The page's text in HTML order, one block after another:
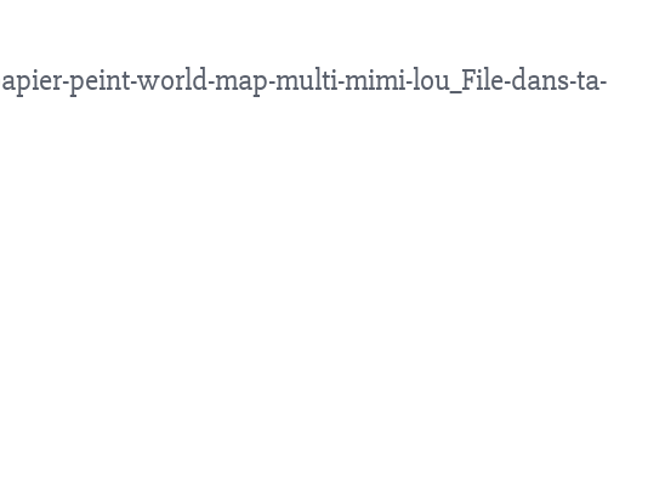
peint-world-map-multi-mimi-lou_File-dans-ta-